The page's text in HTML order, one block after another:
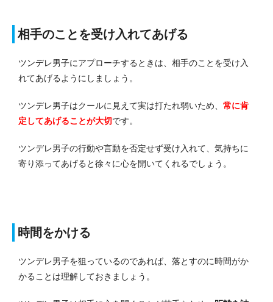
相手のことを受け入れてあげる
ツンデレ男子にアプローチするときは、相手のことを受け入
れてあげるようにしましょう。
ツンデレ男子はクールに見えて実は打たれ弱いため、 常に肯
定してあげることが大切です。
ツンデレ男子の行動や言動を否定せず受け入れて、気持ちに
寄り添ってあげると徐々に心を開いてくれるでしょう。
時間をかける
ツンデレ男子を狙っているのであれば、落とすのに時間がか
かることは理解しておきましょう。